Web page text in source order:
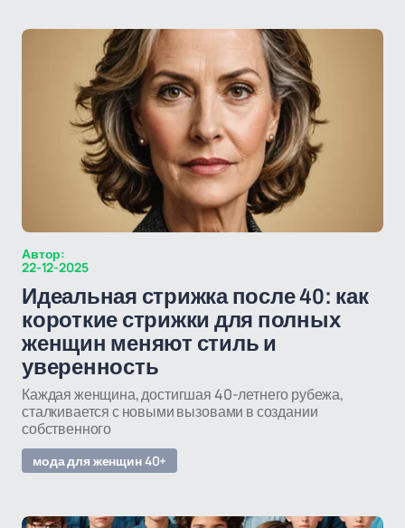
Автор:
22-12-2025
Идеальная стрижка после 40: как
короткие стрижки для полных
женщин меняют стиль и
уверенность
Каждая женщина, достигшая 40-летнего рубежа,
сталкивается с новыми вызовами в создании
собственного
мода для женщин 40+